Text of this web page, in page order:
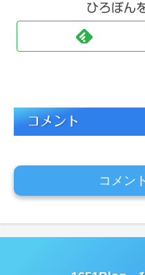
ひろぼん
コメント
コメン